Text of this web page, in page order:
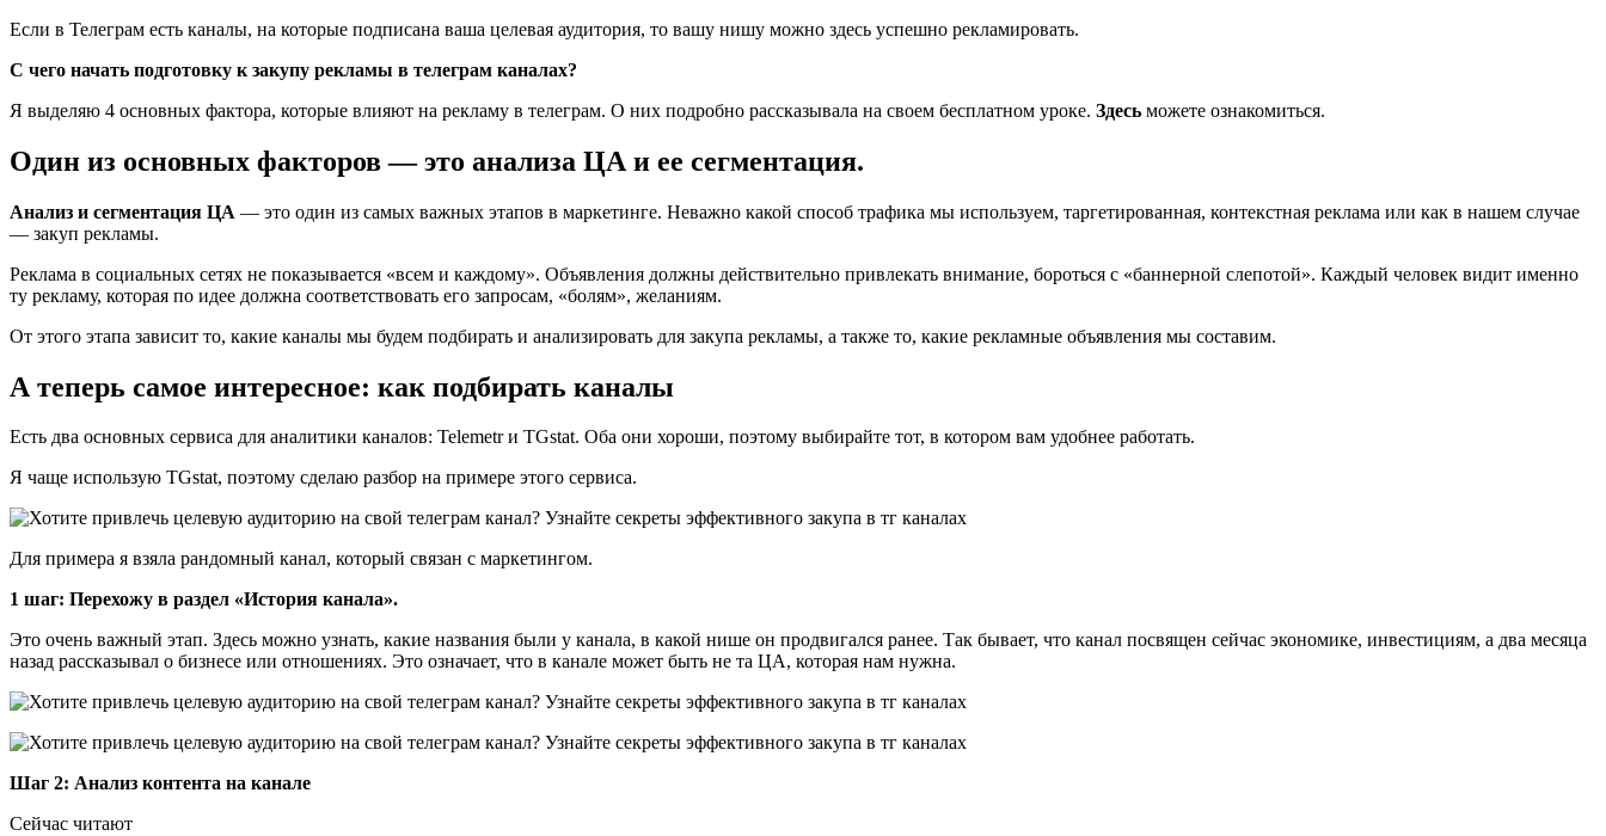
Если в Телеграм есть каналы, на которые подписана ваша целевая аудитория, то вашу нишу можно здесь успешно рекламировать.
С чего начать подготовку к закупу рекламы в телеграм каналах?
Я выделяю 4 основных фактора, которые влияют на рекламу в телеграм. О них подробно рассказывала на своем бесплатном уроке. Здесь можете ознакомиться.
Один из основных факторов — это анализа ЦА и ее сегментация.
Анализ и сегментация ЦА — это один из самых важных этапов в маркетинге. Неважно какой способ трафика мы используем, таргетированная, контекстная реклама или как в нашем случае
— закуп рекламы.
Реклама в социальных сетях не показывается «всем и каждому». Объявления должны действительно привлекать внимание, бороться с «баннерной слепотой». Каждый человек видит именно
ту рекламу, которая по идее должна соответствовать его запросам, «болям», желаниям.
От этого этапа зависит то, какие каналы мы будем подбирать и анализировать для закупа рекламы, а также то, какие рекламные объявления мы составим.
А теперь самое интересное: как подбирать каналы
Есть два основных сервиса для аналитики каналов: Telemetr и TGstat. Оба они хороши, поэтому выбирайте тот, в котором вам удобнее работать.
Я чаще использую TGstat, поэтому сделаю разбор на примере этого сервиса.
Для примера я взяла рандомный канал, который связан с маркетингом.
1 шаг: Перехожу в раздел «История канала».
Это очень важный этап. Здесь можно узнать, какие названия были у канала, в какой нише он продвигался ранее. Так бывает, что канал посвящен сейчас экономике, инвестициям, а два месяца
назад рассказывал о бизнесе или отношениях. Это означает, что в канале может быть не та ЦА, которая нам нужна.
Шаг 2: Анализ контента на канале
Сейчас читают